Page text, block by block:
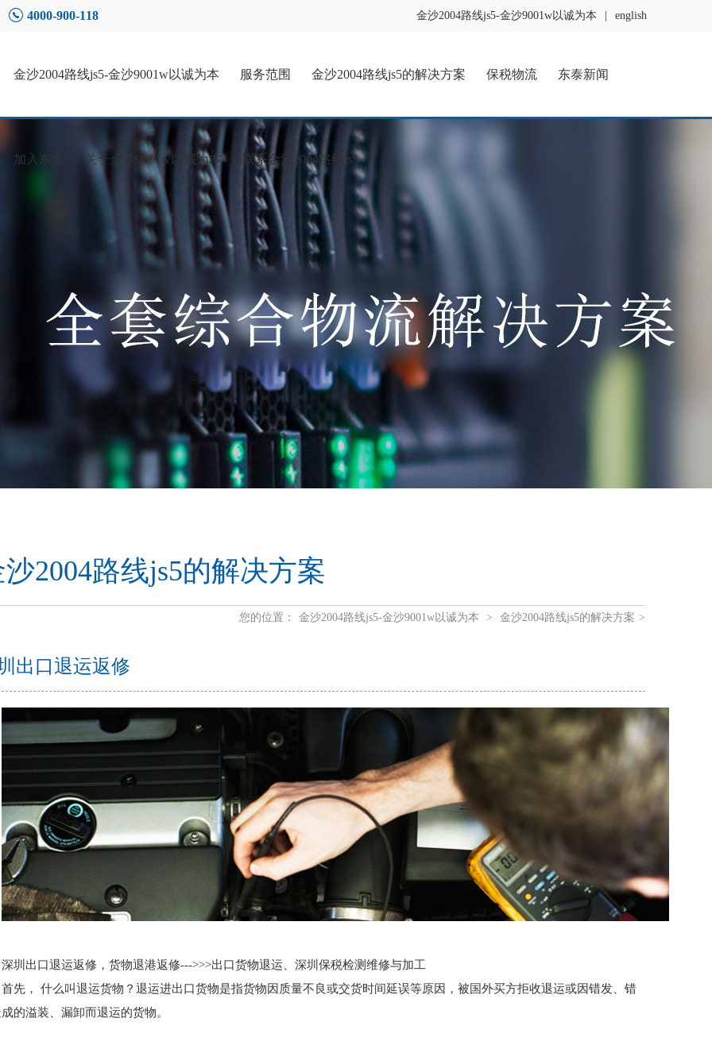
4000-900-118 金沙2004路线js5-金沙9001w以诚为本 english
金沙2004路线js5-金沙9001w以诚为本 服务范围 金沙2004路线js5的解决方案 保税物流 东泰新闻
加入东泰 关于金沙9001w以诚为本 联系金沙2004路线js5
2004路线js5的解决方案
您的位置： 金沙2004路线js5-金沙9001w以诚为本 > 金沙2004路线js5的解决方案 >
出口退运返修
深圳出口退运返修，货物退港返修--->>>出口货物退运、深圳保税检测维修与加工
首先， 什么叫退运货物？退运进出口货物是指货物因质量不良或交货时间延误等原因，被国外买方拒收退运或因错发、错
的溢装、漏卸而退运的货物。